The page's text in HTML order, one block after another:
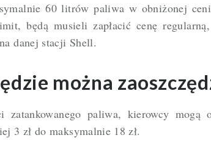
60 litrów paliwa w obniżonej
będą musieli zapłacić cenę
danej stacji Shell.
można
zatankowanego paliwa, kierowcy mogą
3 zł do maksymalnie 18 zł.